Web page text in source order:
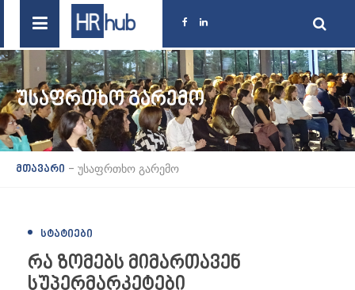
ᲣᲡᲐᲤᲠᲗᲮᲝ ᲒᲐᲠᲔᲛᲝ
მთავარი - უსაფრთხო გარემო
ᲡᲢᲐᲢᲘᲔᲑᲘ
რა ზომებს მიმართავენ
სუპერმარკეტები